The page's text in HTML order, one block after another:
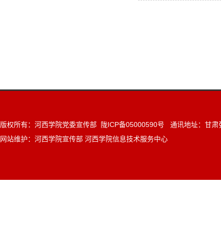
版权所有：河西学院党委宣传部 陇ICP备05000590号 通讯地址：甘肃
网站维护：河西学院宣传部 河西学院信息技术服务中心